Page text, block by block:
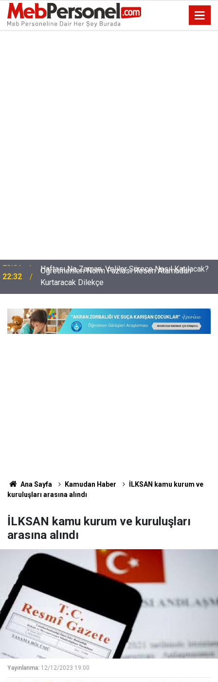
22:32
Öğretmenleri Norm Fazlası Resen Atamadan
Kurtaracak Dilekçe
Ana Sayfa Kamudan Haber
İLKSAN kamu kurum ve
kuruluşları arasına alındı
İLKSAN kamu kurum ve kuruluşları
arasına alındı
Yayınlanma: 12/12/2023 19:00